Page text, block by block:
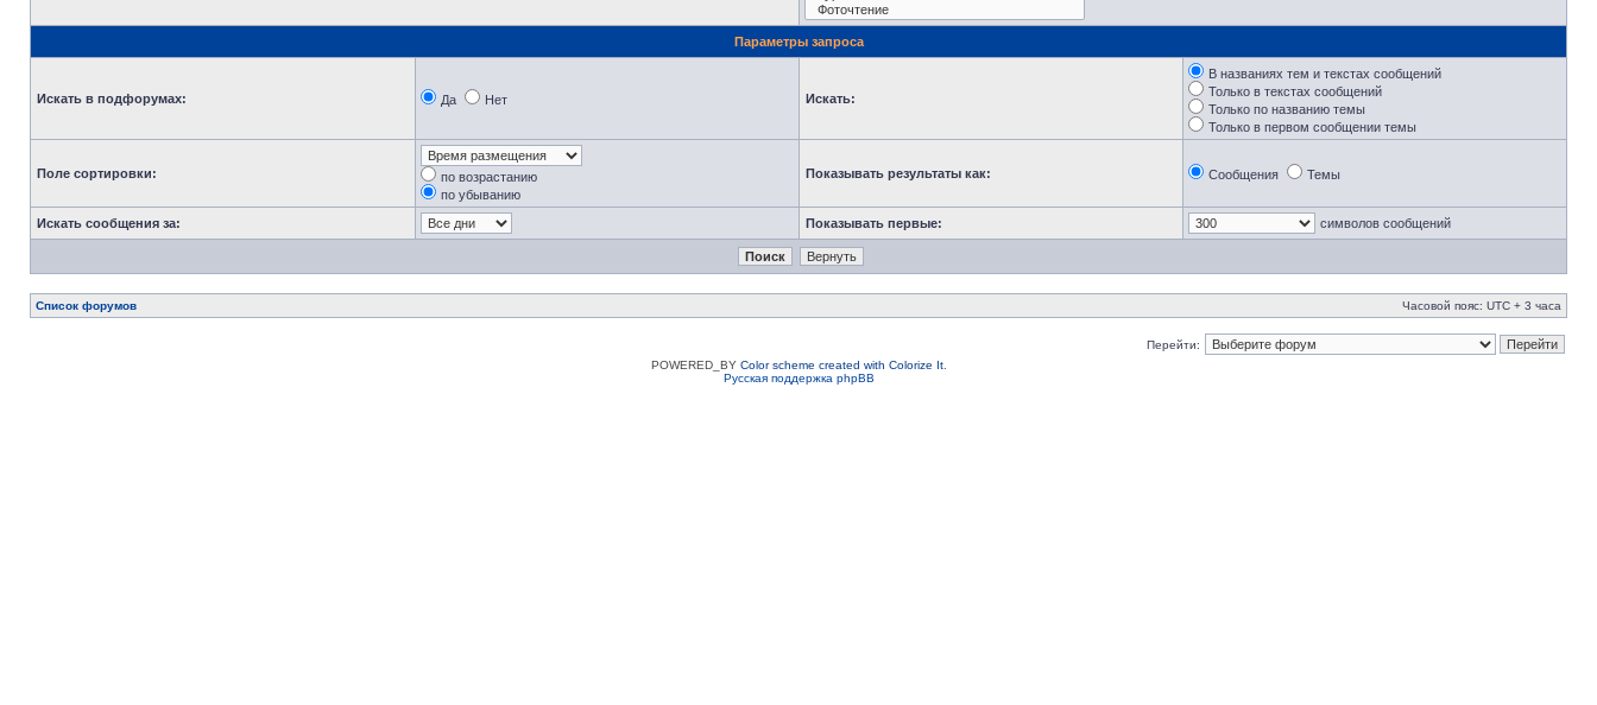
Параметры запроса
Искать в подфорумах: Да Нет Искать:
В названиях тем и текстах сообщений
Только в текстах сообщений
Только по названию темы
Только в первом сообщении темы
Поле сортировки:
по возрастанию
по убыванию
Показывать результаты как: Сообщения Темы
Искать сообщения за: Показывать первые: символов сообщений
Список форумов Часовой пояс: UTC + 3 часа
Перейти:
POWERED_BY Color scheme created with Colorize It.
Русская поддержка phpBB